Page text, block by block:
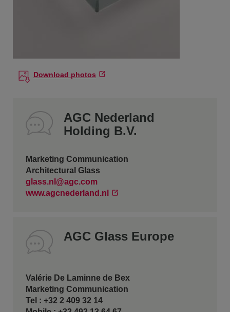
Download photos
AGC Nederland
Holding B.V.
Marketing Communication
Architectural Glass
glass.nl@agc.com
www.agcnederland.nl
AGC Glass Europe
Valérie De Laminne de Bex
Marketing Communication
Tel : +32 2 409 32 14